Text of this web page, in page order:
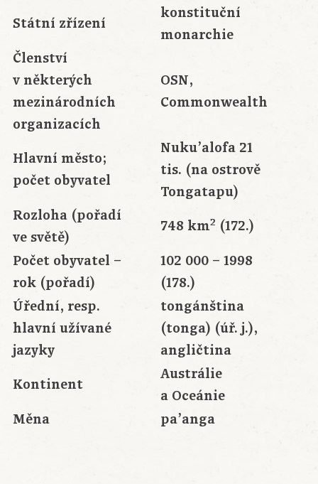
Státní zřízení
konstituční
monarchie
Členství
v některých
mezinárodních
organizacích
OSN,
Commonwealth
Hlavní město;
počet obyvatel
Nuku’alofa 21
tis. (na ostrově
Tongatapu)
Rozloha (pořadí
ve světě)
748 km2 (172.)
Počet obyvatel –
rok (pořadí)
102 000 – 1998
(178.)
Úřední, resp.
hlavní užívané
jazyky
tongánština
(tonga) (úř. j.),
angličtina
Kontinent
Austrálie
a Oceánie
Měna
pa’anga